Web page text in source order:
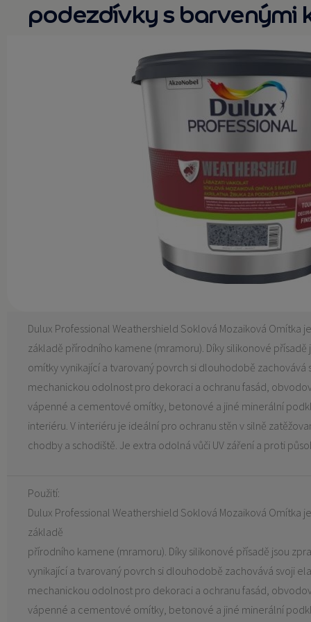
KONTAKT
podezdívky s barvenými
Dulux Professional Weathershield Soklová Mozaiková Omítka
základě přírodního kamene (mramoru). Díky silikonové
omítky vynikající a tvarovaný povrch si dlouhodobě zachovává
mechanickou odolnost pro dekoraci a ochranu fasád,
vápenné a cementové omítky, betonové a jiné minerální
interiéru. V interiéru je ideální pro ochranu stěn v silně
chodby a schodiště. Je extra odolná vůči UV záření a proti
Použití:
Dulux Professional Weathershield Soklová Mozaiková Omítka
základě
přírodního kamene (mramoru). Díky silikonové přísadě jsou
vynikající a tvarovaný povrch si dlouhodobě zachovává svoji
mechanickou odolnost pro dekoraci a ochranu fasád,
vápenné a cementové omítky, betonové a jiné minerální